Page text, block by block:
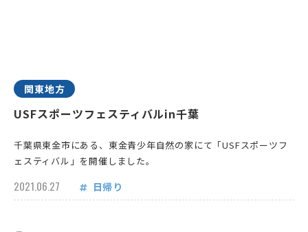
関東地方
USFスポーツフェスティバルin千葉
千葉県東金市にある、東金青少年自然の家にて「USFスポーツフ
ェスティバル」を開催しました。
2021.06.27 日帰り